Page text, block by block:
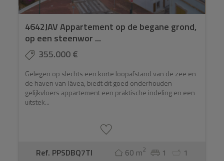
4642JAV Appartement op de begane grond,
op een steenwor ...
355.000 €
Gelegen op slechts een korte loopafstand van de zee en
de haven van Jávea, biedt dit goed onderhouden
gelijkvloers appartement een praktische indeling en een
uitstek...
Ref. PPSDBQ7TI 60 m2 1 1